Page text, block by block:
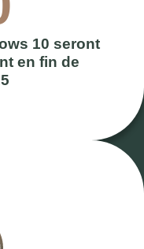
10 seront
en fin de